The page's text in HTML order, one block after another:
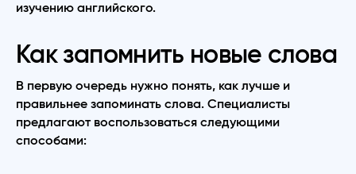
изучению английского.
Как запомнить новые слова
В первую очередь нужно понять, как лучше и
правильнее запоминать слова. Специалисты
предлагают воспользоваться следующими
способами: